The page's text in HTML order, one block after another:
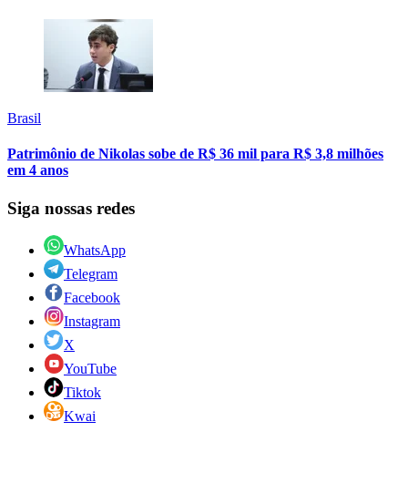
Brasil
Patrimônio de Nikolas sobe de R$ 36 mil para R$ 3,8 milhões
em 4 anos
Siga nossas redes
WhatsApp
Telegram
Facebook
Instagram
X
YouTube
Tiktok
Kwai